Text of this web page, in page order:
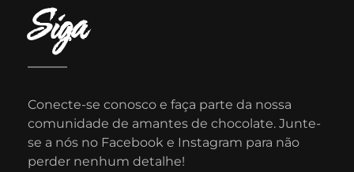
Siga
Conecte-se conosco e faça parte da nossa
comunidade de amantes de chocolate. Junte-
se a nós no Facebook e Instagram para não
perder nenhum detalhe!